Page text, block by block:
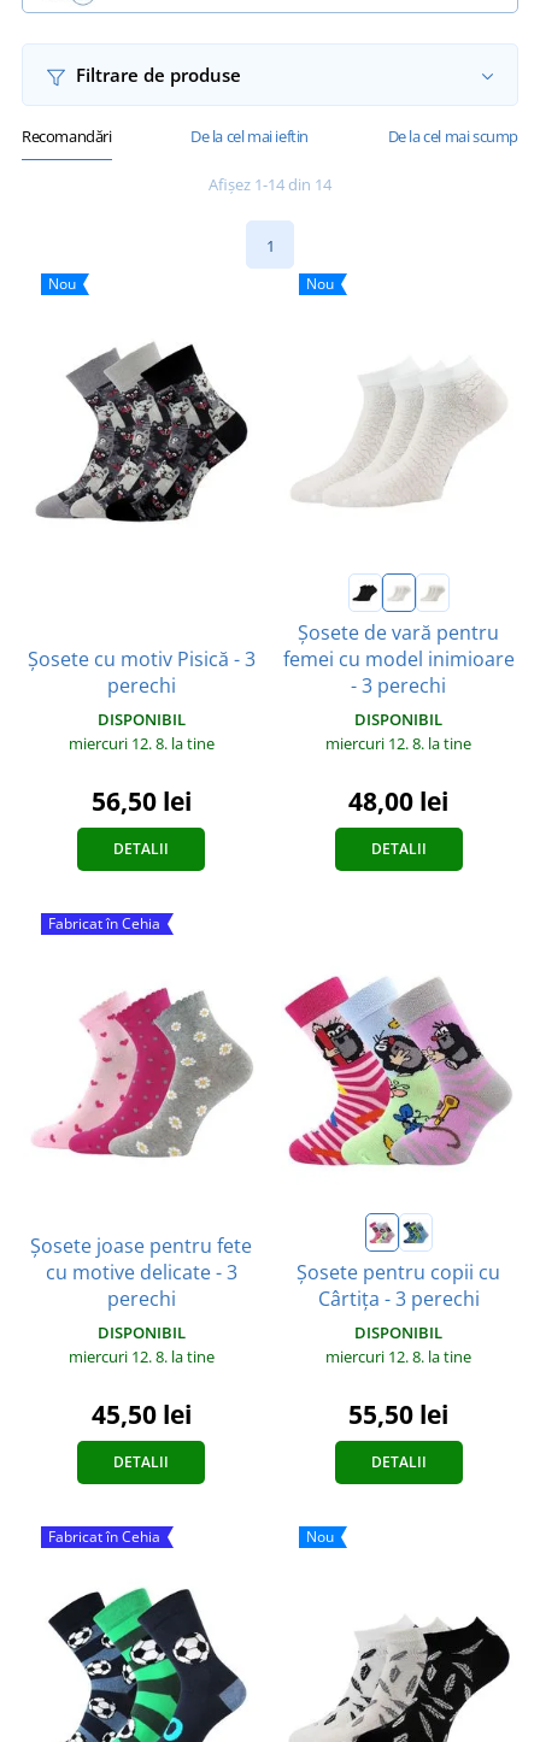
Filtrare de produse
Recomandări De la cel mai ieftin De la cel mai scump
Afișez 1-14 din 14
1
Nou
Șosete cu motiv Pisică - 3
perechi
DISPONIBIL
miercuri 12. 8. la tine
56,50 lei
DETALII
Nou
Șosete de vară pentru
femei cu model inimioare
- 3 perechi
DISPONIBIL
miercuri 12. 8. la tine
48,00 lei
DETALII
Fabricat în Cehia
Șosete joase pentru fete
cu motive delicate - 3
perechi
DISPONIBIL
miercuri 12. 8. la tine
45,50 lei
DETALII
Șosete pentru copii cu
Cârtița - 3 perechi
DISPONIBIL
miercuri 12. 8. la tine
55,50 lei
DETALII
Fabricat în Cehia Nou